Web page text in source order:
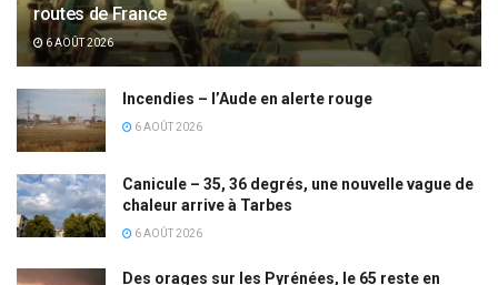
routes de France
6 AOÛT 2026
Incendies – l’Aude en alerte rouge
6 AOÛT 2026
Canicule – 35, 36 degrés, une nouvelle vague de
chaleur arrive à Tarbes
6 AOÛT 2026
Des orages sur les Pyrénées, le 65 reste en